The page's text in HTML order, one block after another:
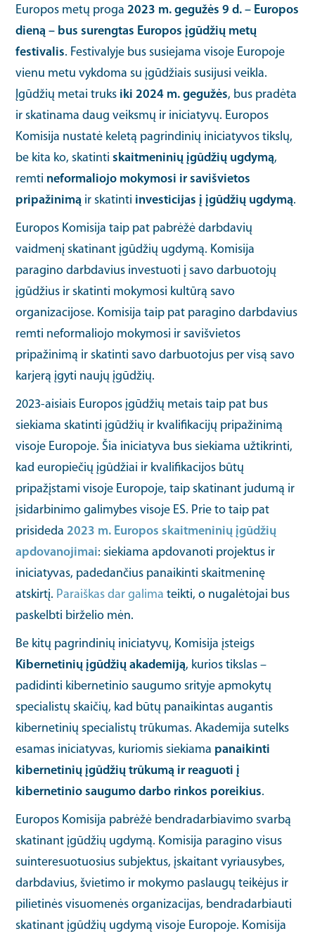
Europos metų proga2023 m. gegužės 9 d. – Europos
dieną – bus surengtas Europos įgūdžių metų
festivalis. Festivalyje bus susiejama visoje Europoje
vienu metu vykdoma su įgūdžiais susijusi veikla.
Įgūdžių metai truks iki 2024 m. gegužės, bus pradėta
ir skatinama daug veiksmų ir iniciatyvų. Europos
Komisija nustatė keletą pagrindinių iniciatyvos tikslų,
be kita ko, skatintiskaitmeninių įgūdžių ugdymą,
remti neformaliojo mokymosi ir savišvietos
pripažinimą ir skatinti investicijas į įgūdžių ugdymą.
Europos Komisija taip pat pabrėžė darbdavių
vaidmenį skatinant įgūdžių ugdymą. Komisija
paragino darbdavius investuoti į savo darbuotojų
įgūdžius ir skatinti mokymosi kultūrą savo
organizacijose. Komisija taip pat paragino darbdavius
remti neformaliojo mokymosi ir savišvietos
pripažinimą ir skatinti savo darbuotojus per visą savo
karjerą įgyti naujų įgūdžių.
2023-aisiais Europos įgūdžių metais taip pat bus
siekiama skatinti įgūdžių ir kvalifikacijų pripažinimą
visoje Europoje. Šia iniciatyva bus siekiama užtikrinti,
kad europiečių įgūdžiai ir kvalifikacijos būtų
pripažįstami visoje Europoje, taip skatinant judumą ir
įsidarbinimo galimybes visoje ES. Prie to taip pat
prisideda2023 m. Europos skaitmeninių įgūdžių
apdovanojimai: siekiama apdovanoti projektus ir
iniciatyvas, padedančius panaikinti skaitmeninę
atskirtį. Paraiškas dar galima teikti, o nugalėtojai bus
paskelbti birželio mėn.
Be kitų pagrindinių iniciatyvų, Komisija įsteigs
Kibernetinių įgūdžių akademiją, kurios tikslas –
padidinti kibernetinio saugumo srityje apmokytų
specialistų skaičių, kad būtų panaikintas augantis
kibernetinių specialistų trūkumas. Akademija sutelks
esamas iniciatyvas, kuriomis siekiama panaikinti
kibernetinių įgūdžių trūkumą ir reaguoti į
kibernetinio saugumo darbo rinkos poreikius.
Europos Komisija pabrėžė bendradarbiavimo svarbą
skatinant įgūdžių ugdymą. Komisija paragino visus
suinteresuotuosius subjektus, įskaitant vyriausybes,
darbdavius, švietimo ir mokymo paslaugų teikėjus ir
pilietinės visuomenės organizacijas, bendradarbiauti
skatinant įgūdžių ugdymą visoje Europoje. Komisija